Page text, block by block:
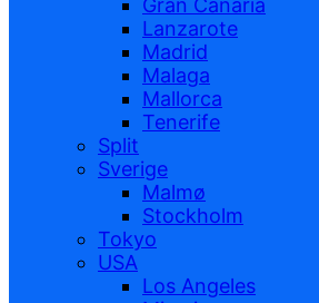
Gran Canaria
Lanzarote
Madrid
Malaga
Mallorca
Tenerife
Split
Sverige
Malmø
Stockholm
Tokyo
USA
Los Angeles